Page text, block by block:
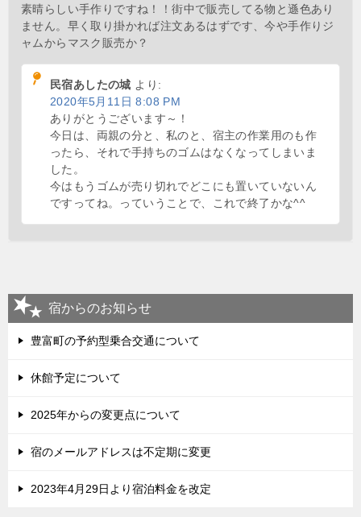
素晴らしい手作りですね！！街中で販売してる物と遜色あり
ません。早く取り掛かれば注文あるはずです、今や手作りジ
ャムからマスク販売か？
民宿あしたの城 より:
2020年5月11日 8:08 PM
ありがとうございます～！
今日は、両親の分と、私のと、宿主の作業用のも作
ったら、それで手持ちのゴムはなくなってしまいま
した。
今はもうゴムが売り切れでどこにも置いていないん
ですってね。っていうことで、これで終了かな^^
宿からのお知らせ
豊富町の予約型乗合交通について
休館予定について
2025年からの変更点について
宿のメールアドレスは不定期に変更
2023年4月29日より宿泊料金を改定